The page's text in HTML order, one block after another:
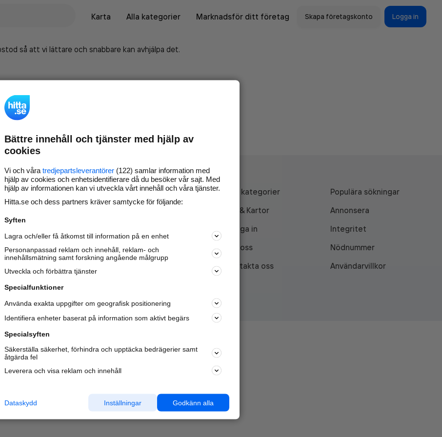
Karta
Alla kategorier Marknadsför ditt företag Skapa företagskonto Logga in
så att vi lättare och snabbare kan avhjälpa det.
Marknadsför företaget på
nya kunder och
samarbetspartners nära dig.
Läs mer här
Alla kategorier
Populära sökningar
API & Kartor
Annonsera
Logga in
Integritet
Om oss
Nödnummer
Kontakta oss
Användarvillkor
Bättre innehåll och tjänster med hjälp av
cookies
Vi och våra tredjepartsleverantörer (122) samlar information med
hjälp av cookies och enhetsidentifierare då du besöker vår sajt. Med
hjälp av informationen kan vi utveckla vårt innehåll och våra tjänster.
Hitta.se och dess partners kräver samtycke för följande:
Syften
Lagra och/eller få åtkomst till information på en enhet
Personanpassad reklam och innehåll, reklam- och
innehållsmätning samt forskning angående målgrupp
Utveckla och förbättra tjänster
Specialfunktioner
Använda exakta uppgifter om geografisk positionering
Identifiera enheter baserat på information som aktivt begärs
Specialsyften
Säkerställa säkerhet, förhindra och upptäcka bedrägerier samt
åtgärda fel
Leverera och visa reklam och innehåll
Godkänn alla
Inställningar
Dataskydd